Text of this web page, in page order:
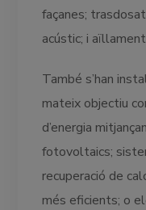
façanes;
acústic; i
També s’han
mateix objectiu
d’energia
fotovoltaics;
recuperació de
més eficients; o